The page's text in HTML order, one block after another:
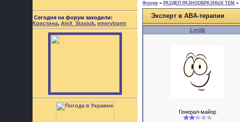
Сегодня на форум заходили:
Кристина,AleX_Stasiuk,emerybqmt
Форум » РАЗДЕЛ РАЗНООБРАЗНЫХ ТЕМ »
Эксперт в ABA-терапии
Lycjik
Генерал-майор